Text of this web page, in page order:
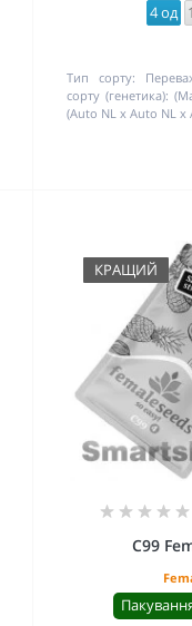
4 од
Тип сорту:
сорту (генетика):
(Auto NL x Auto NL x
КРАЩИЙ
C99